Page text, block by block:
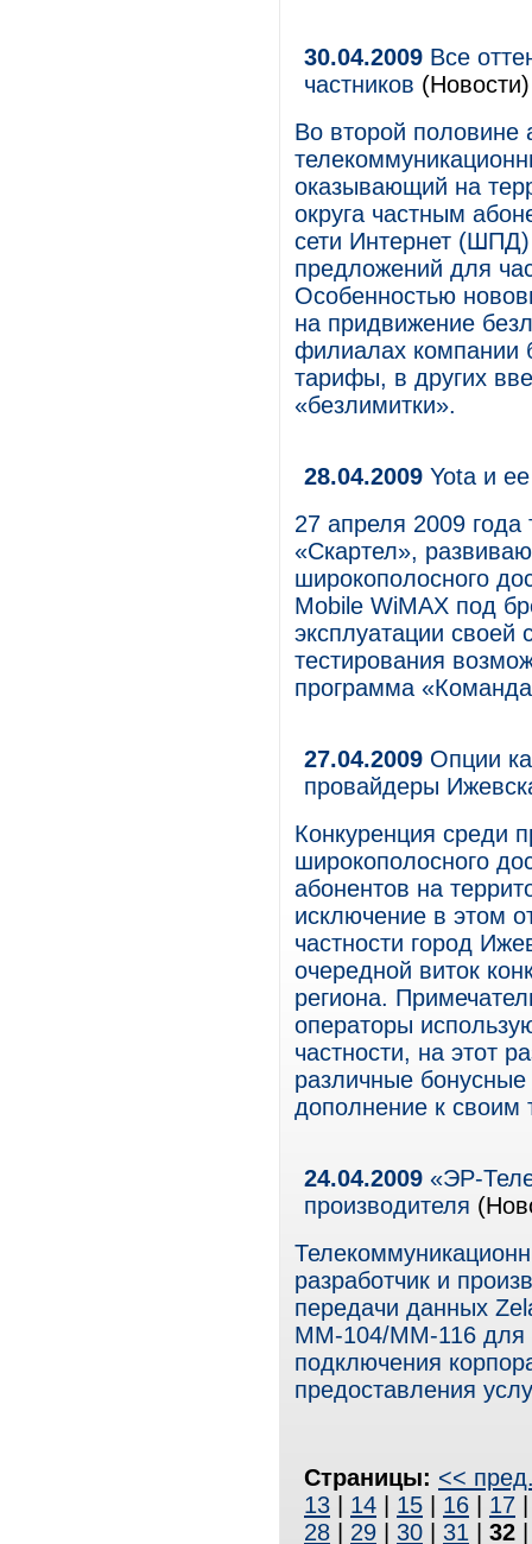
30.04.2009 Все
частников (Новости)
Во второй половине
оказывающий на
округа частным
сети Интернет
предложений для
Особенностью
на придвижение
филиалах компании
тарифы, в других
«безлимитки».
28.04.2009 Yota и
27 апреля 2009
«Скартел»,
широкополосного
Mobile WiMAX под
эксплуатации
тестирования
программа
27.04.2009 Опции
провайдеры
Конкуренция среди
широкополосного
абонентов на
исключение в этом
частности город
очередной виток
региона.
операторы
частности, на этот
различные
дополнение к
24.04.2009 «ЭР-
производителя
разработчик и
передачи данных
ММ-104/ММ-116 для
подключения
предоставления
Страницы: <<
13
14 15 16 17
28
29 30 31 32